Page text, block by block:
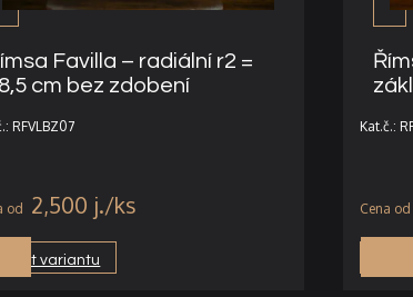
Favilla – radiální r2 =
cm bez zdobení
RFVLBZ07
2,500 j.
variantu
Kat.č.: